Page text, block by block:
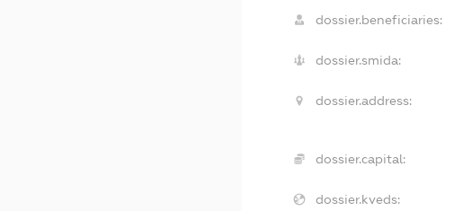
dossier.beneficiaries:
dossier.smida:
dossier.address:
dossier.capital:
dossier.kveds: